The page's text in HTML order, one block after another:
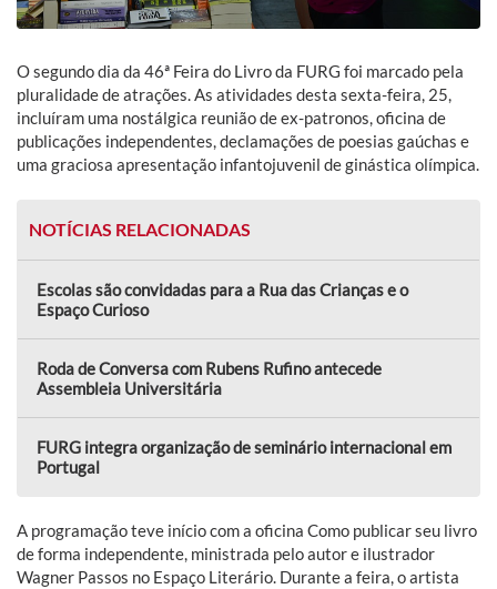
O segundo dia da 46ª Feira do Livro da FURG foi marcado pela
pluralidade de atrações. As atividades desta sexta-feira, 25,
incluíram uma nostálgica reunião de ex-patronos, oficina de
publicações independentes, declamações de poesias gaúchas e
uma graciosa apresentação infantojuvenil de ginástica olímpica.
NOTÍCIAS RELACIONADAS
Escolas são convidadas para a Rua das Crianças e o
Espaço Curioso
Roda de Conversa com Rubens Rufino antecede
Assembleia Universitária
FURG integra organização de seminário internacional em
Portugal
A programação teve início com a oficina Como publicar seu livro
de forma independente, ministrada pelo autor e ilustrador
Wagner Passos no Espaço Literário. Durante a feira, o artista